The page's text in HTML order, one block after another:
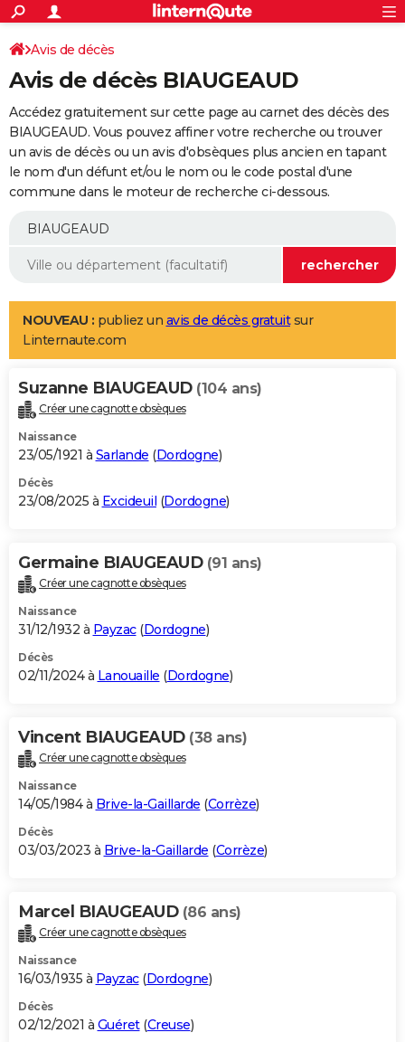
ACTUALITÉS
Politique
Société
Faits Divers
Education
Monde
Villes
+
SPORT
Coupe du monde 2026
Football
Tennis
Cyclisme
Rugby
Forum
Programme TV
TNT
Streaming
Cinéma
Sorties cinéma
Musique
+
FINANCE
Impôts
Immobilier
Risques naturels par ville
Banque
Assurance
Crédit
AUTO
Essais
Réserver un essai
Citadines
Berlines
SUV
Forum auto
+
Mobiles
Meilleur smartphone
Internet
Ordinateurs
Jeux vidéo
Guide high-tech
Aménagement intérieur
LIFESTYLE
Art de vivre
Bien-être
Loisirs
Mode
Modes de vie
Alimentation
Guide de la santé
Maladies
Médicaments
Sommeil
VOYAGE
Destinations
City break
Voyage nature
Voyage de noces
Forum
Climat
+PHOTO
GUIDES D'ACHAT
BONS PLANS
Carte de Noël
Carte Bonne année
Carte Saint-Valentin
Carte Pâques
Carte d'anniversaire
DICTIONNAIRE
Dictionnaire
Biographies
Citations
Expressions
Proverbes
PROGRAMME TV
S'inscrire
Se connecter
Lycées
Collèges
Primaires
Universités
Entreprises
Service militaire
Avis de recherche
AVIS DE DÉCÈS
Bricolage
Lifestyle
Culture
Sport
Auto
Television
Voyage
Cinema
Avis de décès
Avis de décès BIAUGEAUD
Accédez gratuitement sur cette page au carnet des décès des
BIAUGEAUD. Vous pouvez affiner votre recherche ou trouver
un avis de décès ou un avis d'obsèques plus ancien en tapant
le nom d'un défunt et/ou le nom ou le code postal d'une
commune dans le moteur de recherche ci-dessous.
NOUVEAU : publiez un avis de décès gratuitsur
Linternaute.com
Suzanne BIAUGEAUD (104 ans)
Créer une cagnotte obsèques
Naissance
23/05/1921 à Sarlande (Dordogne)
Décès
23/08/2025 à Excideuil (Dordogne)
Germaine BIAUGEAUD (91 ans)
Créer une cagnotte obsèques
Naissance
31/12/1932 à Payzac(Dordogne)
Décès
02/11/2024 à Lanouaille (Dordogne)
Vincent BIAUGEAUD (38 ans)
Créer une cagnotte obsèques
Naissance
14/05/1984 à Brive-la-Gaillarde (Corrèze)
Décès
03/03/2023 à Brive-la-Gaillarde (Corrèze)
Marcel BIAUGEAUD (86 ans)
Créer une cagnotte obsèques
Naissance
16/03/1935 à Payzac(Dordogne)
Décès
02/12/2021 à Guéret(Creuse)